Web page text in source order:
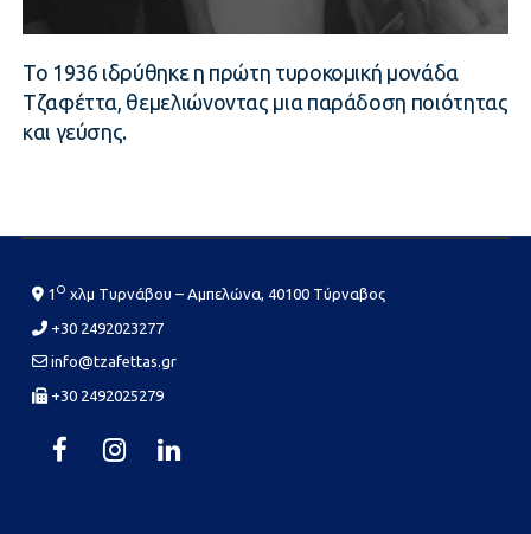
Το 1936 ιδρύθηκε η πρώτη τυροκομική μονάδα
Τζαφέττα, θεμελιώνοντας μια παράδοση ποιότητας
και γεύσης.
1 Ο χλμ Τυρνάβου – Αμπελώνα, 40100 Τύρναβος
+30 2492023277
info@tzafettas.gr
+30 2492025279